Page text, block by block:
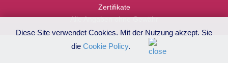
Zertifikate
Alle Angaben ohne Gewähr
Diese Site verwendet Cookies. Mit der Nutzung akzept. Sie
die Cookie Policy.